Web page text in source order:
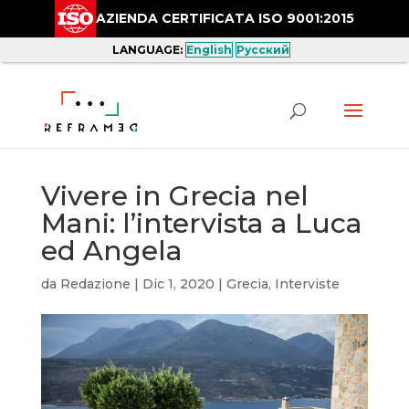
Vivere in Grecia nel
Mani: l’intervista a Luca
ed Angela
da Redazione Dic 1, 2020 Grecia, Interviste
AZIENDA CERTIFICATA ISO 9001:2015
LANGUAGE: English Русский